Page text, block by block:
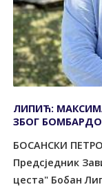
ЛИПИЋ:
ЗБОГ
БОСАНСКИ
Предсједник
цеста" Бобан